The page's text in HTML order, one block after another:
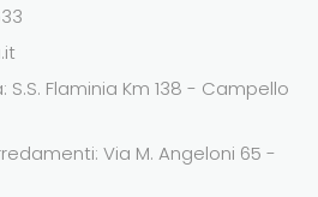
S.S. Flaminia Km 138 - Campello
Via M. Angeloni 65 -